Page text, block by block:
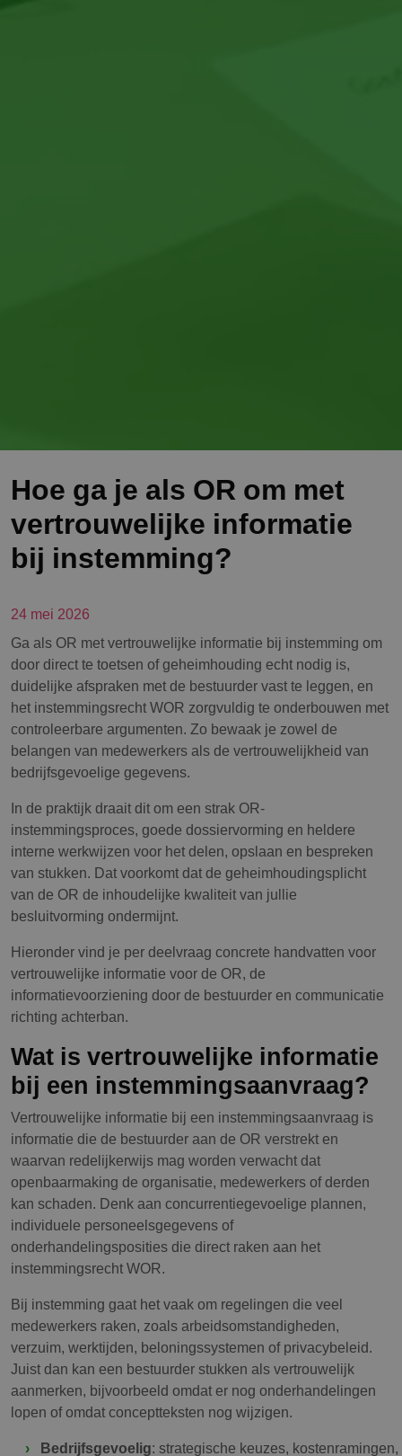
Hoe ga je als OR om met
vertrouwelijke informatie
bij instemming?
24 mei 2026
Ga als OR met vertrouwelijke informatie bij instemming om
door direct te toetsen of geheimhouding echt nodig is,
duidelijke afspraken met de bestuurder vast te leggen, en
het instemmingsrecht WOR zorgvuldig te onderbouwen met
controleerbare argumenten. Zo bewaak je zowel de
belangen van medewerkers als de vertrouwelijkheid van
bedrijfsgevoelige gegevens.
In de praktijk draait dit om een strak OR-
instemmingsproces, goede dossiervorming en heldere
interne werkwijzen voor het delen, opslaan en bespreken
van stukken. Dat voorkomt dat de geheimhoudingsplicht
van de OR de inhoudelijke kwaliteit van jullie
besluitvorming ondermijnt.
Hieronder vind je per deelvraag concrete handvatten voor
vertrouwelijke informatie voor de OR, de
informatievoorziening door de bestuurder en communicatie
richting achterban.
Wat is vertrouwelijke informatie
bij een instemmingsaanvraag?
Vertrouwelijke informatie bij een instemmingsaanvraag is
informatie die de bestuurder aan de OR verstrekt en
waarvan redelijkerwijs mag worden verwacht dat
openbaarmaking de organisatie, medewerkers of derden
kan schaden. Denk aan concurrentiegevoelige plannen,
individuele personeelsgegevens of
onderhandelingsposities die direct raken aan het
instemmingsrecht WOR.
Bij instemming gaat het vaak om regelingen die veel
medewerkers raken, zoals arbeidsomstandigheden,
verzuim, werktijden, beloningssystemen of privacybeleid.
Juist dan kan een bestuurder stukken als vertrouwelijk
aanmerken, bijvoorbeeld omdat er nog onderhandelingen
lopen of omdat conceptteksten nog wijzigen.
Bedrijfsgevoelig: strategische keuzes, kostenramingen,